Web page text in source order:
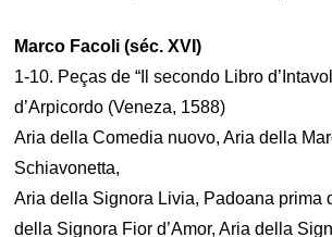
Marco Facoli (séc. XVI)
1-10. Peças de “Il secondo Libro
d’Arpicordo (Veneza, 1588)
Aria della Comedia nuovo, Aria della
Schiavonetta,
Aria della Signora Livia, Padoana prima
della Signora Fior d’Amor, Aria della